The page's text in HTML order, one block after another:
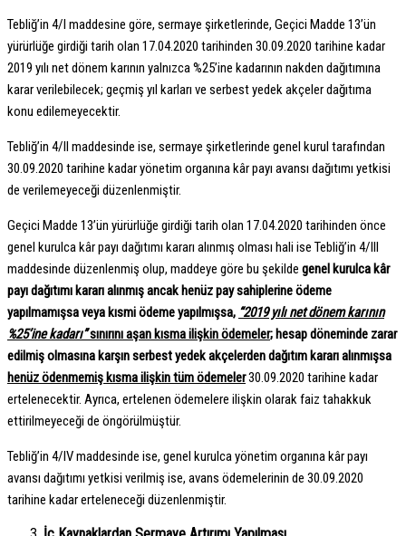
Tebliğ’in 4/I maddesine göre, sermaye şirketlerinde, Geçici Madde 13’ün
yürürlüğe girdiği tarih olan 17.04.2020 tarihinden 30.09.2020 tarihine kadar
2019 yılı net dönem karının yalnızca %25’ine kadarının nakden dağıtımına
karar verilebilecek; geçmiş yıl karları ve serbest yedek akçeler dağıtıma
konu edilemeyecektir.
Tebliğ’in 4/II maddesinde ise, sermaye şirketlerinde genel kurul tarafından
30.09.2020 tarihine kadar yönetim organına kâr payı avansı dağıtımı yetkisi
de verilemeyeceği düzenlenmiştir.
Geçici Madde 13’ün yürürlüğe girdiği tarih olan 17.04.2020 tarihinden önce
genel kurulca kâr payı dağıtımı kararı alınmış olması hali ise Tebliğ’in 4/III
maddesinde düzenlenmiş olup, maddeye göre bu şekilde genel kurulca kâr
payı dağıtımı kararı alınmış ancak henüz pay sahiplerine ödeme
yapılmamışsa veya kısmi ödeme yapılmışsa, “2019 yılı net dönem karının
%25’ine kadarı”sınırını aşan kısma ilişkin ödemeler; hesap döneminde zarar
edilmiş olmasına karşın serbest yedek akçelerden dağıtım kararı alınmışsa
henüz ödenmemiş kısma ilişkin tüm ödemeler30.09.2020 tarihine kadar
ertelenecektir. Ayrıca, ertelenen ödemelere ilişkin olarak faiz tahakkuk
ettirilmeyeceği de öngörülmüştür.
Tebliğ’in 4/IV maddesinde ise, genel kurulca yönetim organına kâr payı
avansı dağıtımı yetkisi verilmiş ise, avans ödemelerinin de 30.09.2020
tarihine kadar erteleneceği düzenlenmiştir.